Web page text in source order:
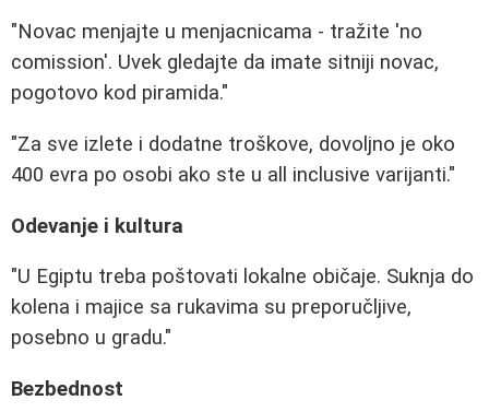
"Novac menjajte u menjacnicama - tražite 'no
comission'. Uvek gledajte da imate sitniji novac,
pogotovo kod piramida."
"Za sve izlete i dodatne troškove, dovoljno je oko
400 evra po osobi ako ste u all inclusive varijanti."
Odevanje i kultura
"U Egiptu treba poštovati lokalne običaje. Suknja do
kolena i majice sa rukavima su preporučljive,
posebno u gradu."
Bezbednost